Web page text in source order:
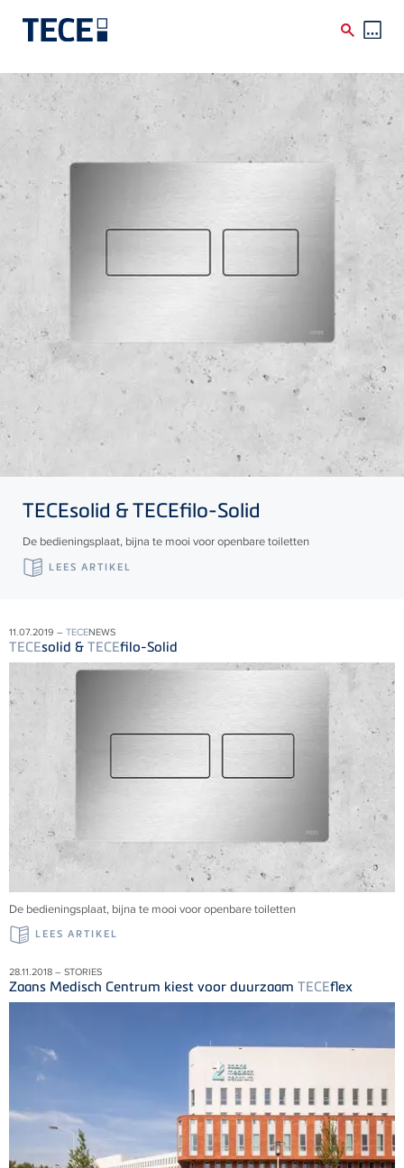
Skip to main content
TECEsolid &TECEfilo-Solid
De bedieningsplaat, bijna te mooi voor openbare toiletten
LEES ARTIKEL
11.07.2019 – TECENEWS
TECEsolid & TECEfilo-Solid
De bedieningsplaat, bijna te mooi voor openbare toiletten
LEES ARTIKEL
28.11.2018 – STORIES
Zaans Medisch Centrum kiest voor duurzaam TECEflex